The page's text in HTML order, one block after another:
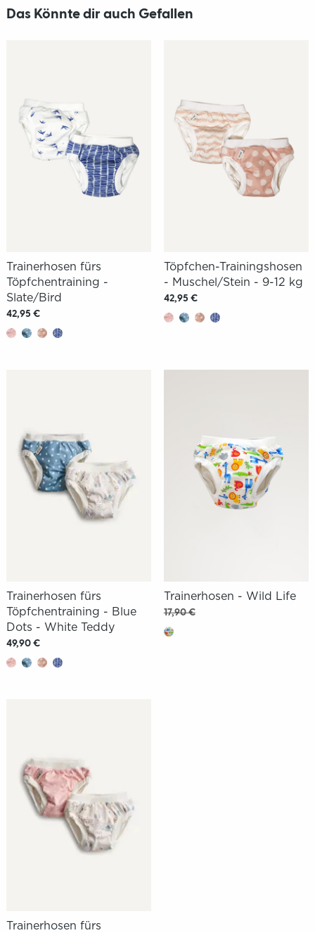
Das Könnte dir auch Gefallen
Trainerhosen fürs
Töpfchentraining -
Slate/Bird
42,95 €
Töpfchen-Trainingshosen
- Muschel/Stein - 9-12 kg
42,95 €
Trainerhosen fürs
Töpfchentraining - Blue
Dots - White Teddy
49,90 €
Trainerhosen - Wild Life
17,90 €
Trainerhosen fürs